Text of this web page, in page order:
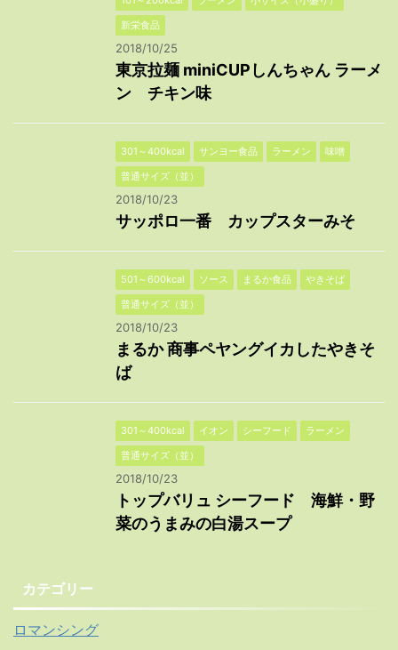
新栄食品
2018/10/25
東京拉麺 miniCUPしんちゃん ラーメ
ン チキン味
301～400kcal サンヨー食品 ラーメン
味噌
普通サイズ（並）
2018/10/23
サッポロ一番 カップスターみそ
501～600kcal ソース まるか食品
やきそば
普通サイズ（並）
2018/10/23
まるか 商事ペヤングイカしたやきそ
ば
301～400kcal イオン シーフード
ラーメン
普通サイズ（並）
2018/10/23
トップバリュ シーフード 海鮮・野
菜のうまみの白湯スープ
カテゴリー
ロマンシング